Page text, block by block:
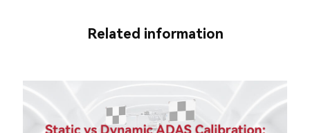
Related information